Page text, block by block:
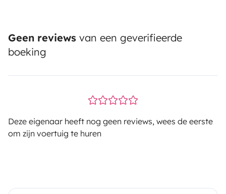
Geen reviews van een geverifieerde
boeking
Deze eigenaar heeft nog geen reviews, wees de eerste
om zijn voertuig te huren